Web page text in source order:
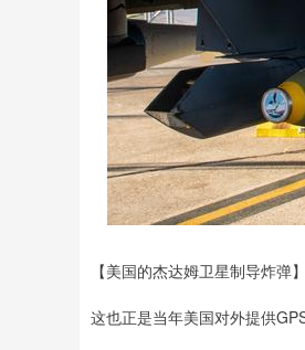
【美国的杰达姆卫星制导炸弹】
这也正是当年美国对外提供